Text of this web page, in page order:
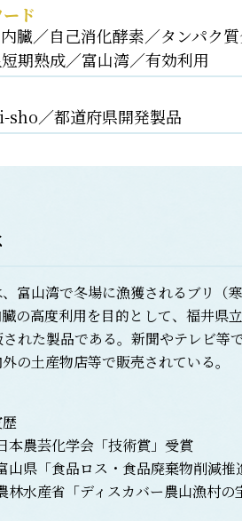
ド
臓／自己消化酵素／タンパク
期熟成／富山湾／有効利用
sho／都道府県開発製品
富山湾で冬場に漁獲されるブリ（
の高度利用を目的として、福井県
れた製品である。新聞やテレビ等
の土産物店等で販売されている。
本農芸化学会「技術賞」受賞
山県「食品ロス・食品廃棄物削減推
林水産省「ディスカバー農山漁村の